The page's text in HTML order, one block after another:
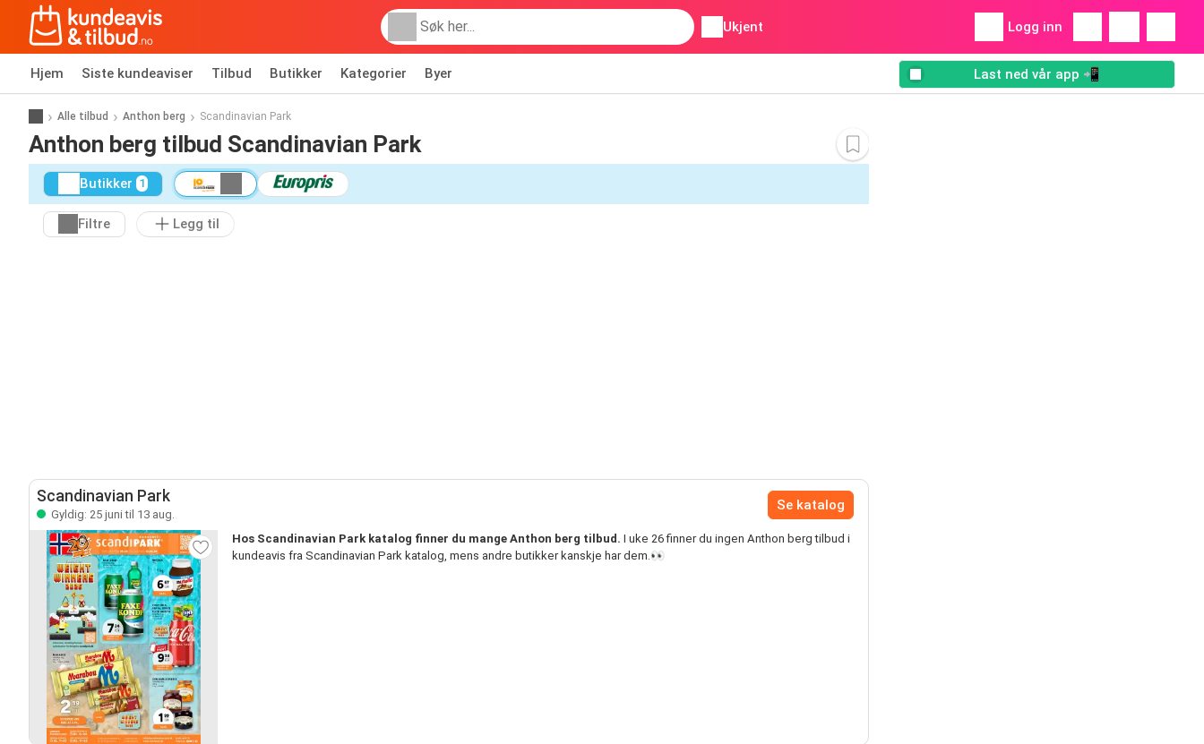
Ukjent Logg inn
Hjem Siste kundeaviser Tilbud Butikker Kategorier Byer Last ned vår app 📲
Alle tilbud Anthon berg Scandinavian Park
Anthon berg tilbud Scandinavian Park
Butikker 1
Filtre Legg til
Scandinavian Park
Gyldig: 25 juni til 13 aug.
Se katalog
Hos Scandinavian Park katalog finner du mange Anthon berg tilbud. I uke 26 finner du ingen Anthon berg tilbud i
kundeavis fra Scandinavian Park katalog, mens andre butikker kanskje har dem.👀